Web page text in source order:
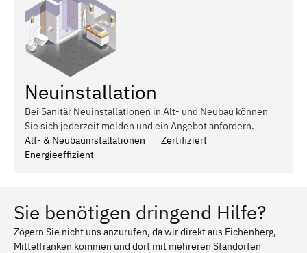
Neuinstallation
Bei Sanitär Neuinstallationen in Alt- und Neubau können
Sie sich jederzeit melden und ein Angebot anfordern.
Alt- & Neubauinstallationen
Zertifiziert
Energieeffizient
Sie benötigen dringend Hilfe?
Zögern Sie nicht uns anzurufen, da wir direkt aus Eichenberg,
Mittelfranken kommen und dort mit mehreren Standorten